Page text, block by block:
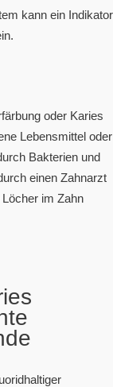
kann ein Indikator
oder Karies
Lebensmittel oder
Bakterien und
einen Zahnarzt
im Zahn